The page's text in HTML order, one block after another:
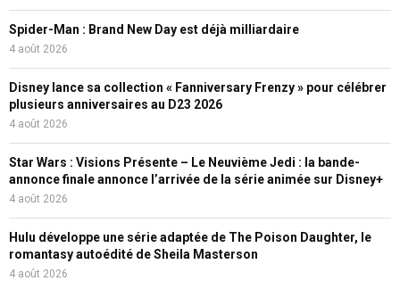
Spider-Man : Brand New Day est déjà milliardaire
4 août 2026
Disney lance sa collection « Fanniversary Frenzy » pour célébrer
plusieurs anniversaires au D23 2026
4 août 2026
Star Wars : Visions Présente – Le Neuvième Jedi : la bande-
annonce finale annonce l’arrivée de la série animée sur Disney+
4 août 2026
Hulu développe une série adaptée de The Poison Daughter, le
romantasy autoédité de Sheila Masterson
4 août 2026